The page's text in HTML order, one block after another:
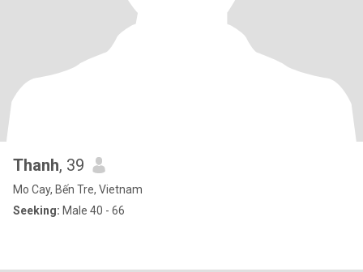
Thanh, 39
Mo Cay, Bến Tre, Vietnam
Seeking: Male 40 - 66